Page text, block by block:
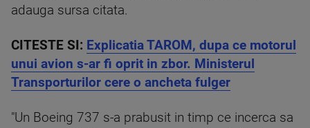
adauga sursa citata.
CITESTE SI: Explicatia TAROM, dupa ce motorul
unui avion s-ar fi oprit in zbor. Ministerul
Transporturilor cere o ancheta fulger
"Un Boeing 737 s-a prabusit in timp ce incerca sa